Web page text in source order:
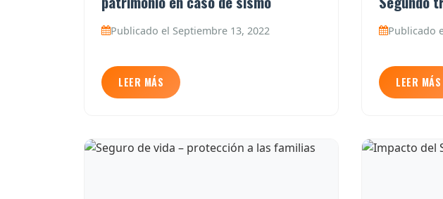
Publicado el Septiembre 13, 2022
LEER MÁS
Publicado
LEER MÁS